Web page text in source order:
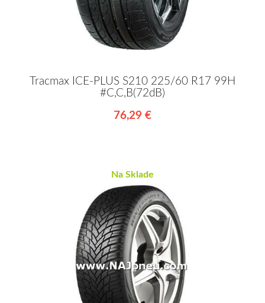
Tracmax ICE-PLUS S210 225/60 R17 99H
#C,C,B(72dB)
76,29 €
Na Sklade